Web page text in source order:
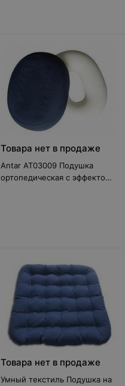
Товара нет в продаже
Antar АТ03009 Подушка
ортопедическая с эффектом
Товара нет в продаже
Умный текстиль Подушка на